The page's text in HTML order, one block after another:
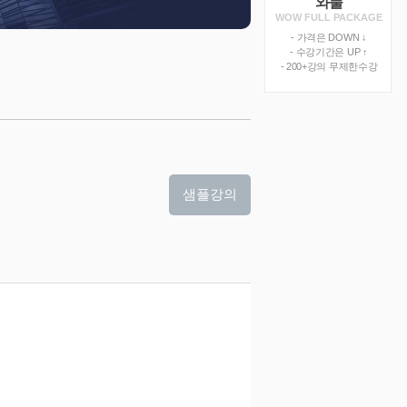
WOW FULL PACKAGE
- 가격은 DOWN ↓
- 수강기간은 UP ↑
- 200+강의 무제한수강
샘플강의